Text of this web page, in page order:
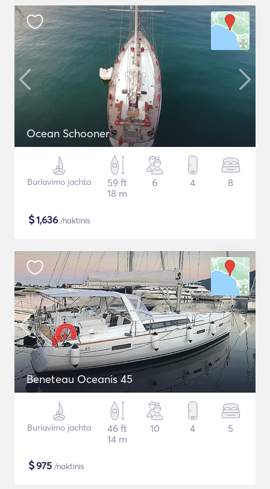
Ocean Schooner
Buriavimo jachta
59 ft
18 m
6 4 8
$1,636 /naktinis
Beneteau Oceanis 45
Buriavimo jachta
46 ft
14 m
10 4 5
$975 /naktinis